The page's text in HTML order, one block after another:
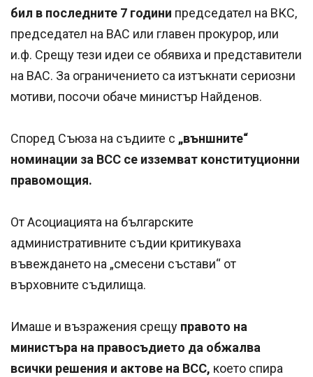
бил в последните 7 години председател на ВКС,
председател на ВАС или главен прокурор, или
и.ф. Срещу тези идеи се обявиха и представители
на ВАС. За ограничението са изтъкнати сериозни
мотиви, посочи обаче министър Найденов.
Според Съюза на съдиите с „външните“
номинации за ВСС се изземват конституционни
правомощия.
От Асоциацията на българските
административните съдии критикуваха
въвеждането на „смесени състави“ от
върховните съдилища.
Имаше и възражения срещу правото на
министъра на правосъдието да обжалва
всички решения и актове на ВСС, което спира